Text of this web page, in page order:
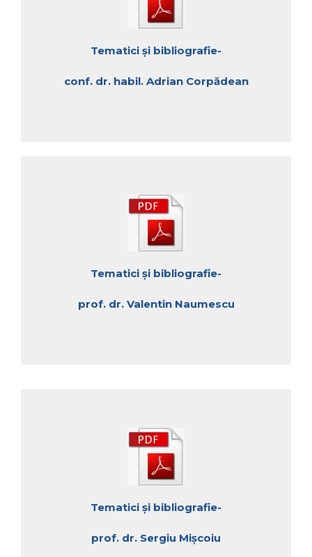
Tematici și bibliografie-
conf. dr. habil. Adrian Corpădean
Tematici și bibliografie-
prof. dr. Valentin Naumescu
Tematici și bibliografie-
prof. dr. Sergiu Mișcoiu